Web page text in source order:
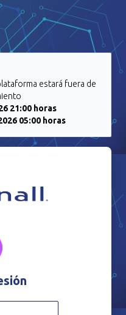
estará fuera de
21:00 horas
05:00 horas